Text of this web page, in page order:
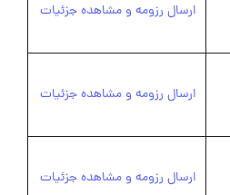
ارسال رزومه و مشاهده جزئیات
ارسال رزومه و مشاهده جزئیات
ارسال رزومه و مشاهده جزئیات